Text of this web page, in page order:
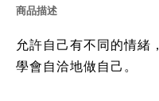
商品描述
允許自己有不同的情緒
學會自洽地做自己。